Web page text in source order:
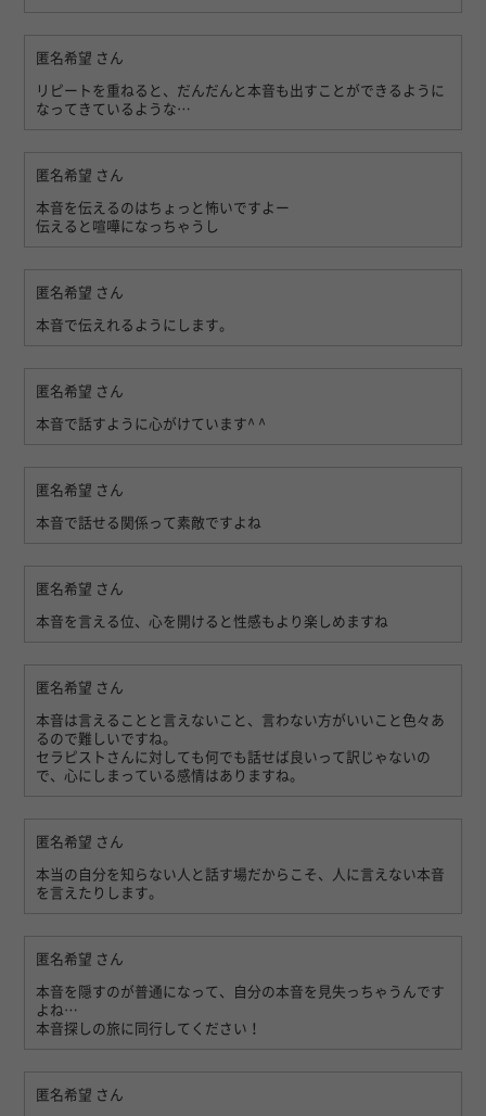
匿名希望 さん
リピートを重ねると、だんだんと本音も出すことができるように
なってきているような…
匿名希望 さん
本音を伝えるのはちょっと怖いですよー
伝えると喧嘩になっちゃうし
匿名希望 さん
本音で伝えれるようにします。
匿名希望 さん
本音で話すように心がけています^ ^
匿名希望 さん
本音で話せる関係って素敵ですよね
匿名希望 さん
本音を言える位、心を開けると性感もより楽しめますね
匿名希望 さん
本音は言えることと言えないこと、言わない方がいいこと色々あ
るので難しいですね。
セラピストさんに対しても何でも話せば良いって訳じゃないの
で、心にしまっている感情はありますね。
匿名希望 さん
本当の自分を知らない人と話す場だからこそ、人に言えない本音
を言えたりします。
匿名希望 さん
本音を隠すのが普通になって、自分の本音を見失っちゃうんです
よね…
本音探しの旅に同行してください！
匿名希望 さん